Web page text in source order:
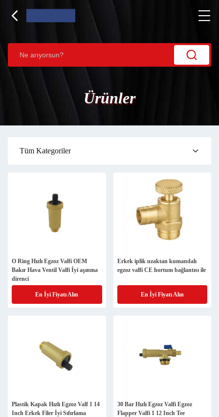
Ürünler
Tüm Kategoriler
O Ring Hızlı Egzoz Valfi OEM
Bakır Hava Ventil Valfi İyi aşınma
direnci
En İyi Fiyatı Alın
Erkek iplik uzaktan kumandalı
egzoz valfi CE hortum bağlantısı ile
En İyi Fiyatı Alın
Plastik Kapak Hızlı Egzoz Valf 1 14
Inch Erkek Filer İyi Sıfırlama
30 Bar Hızlı Egzoz Valfi Egzoz
Flapper Valfi 1 12 Inch Tee